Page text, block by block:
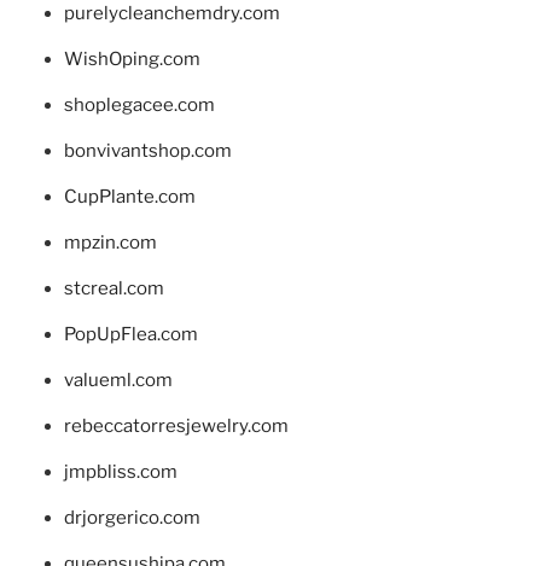
purelycleanchemdry.com
WishOping.com
shoplegacee.com
bonvivantshop.com
CupPlante.com
mpzin.com
stcreal.com
PopUpFlea.com
valueml.com
rebeccatorresjewelry.com
jmpbliss.com
drjorgerico.com